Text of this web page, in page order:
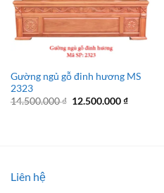
Gường ngủ gỗ đinh hương MS
2323
14.500.000₫ Giá
12.500.000₫Giá
Liên hệ